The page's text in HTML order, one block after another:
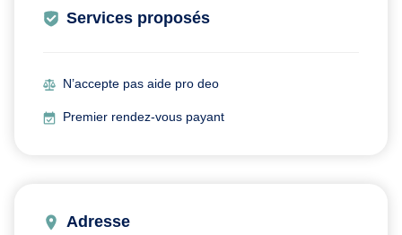
Services proposés
N’accepte pas aide pro deo
Premier rendez-vous payant
Adresse